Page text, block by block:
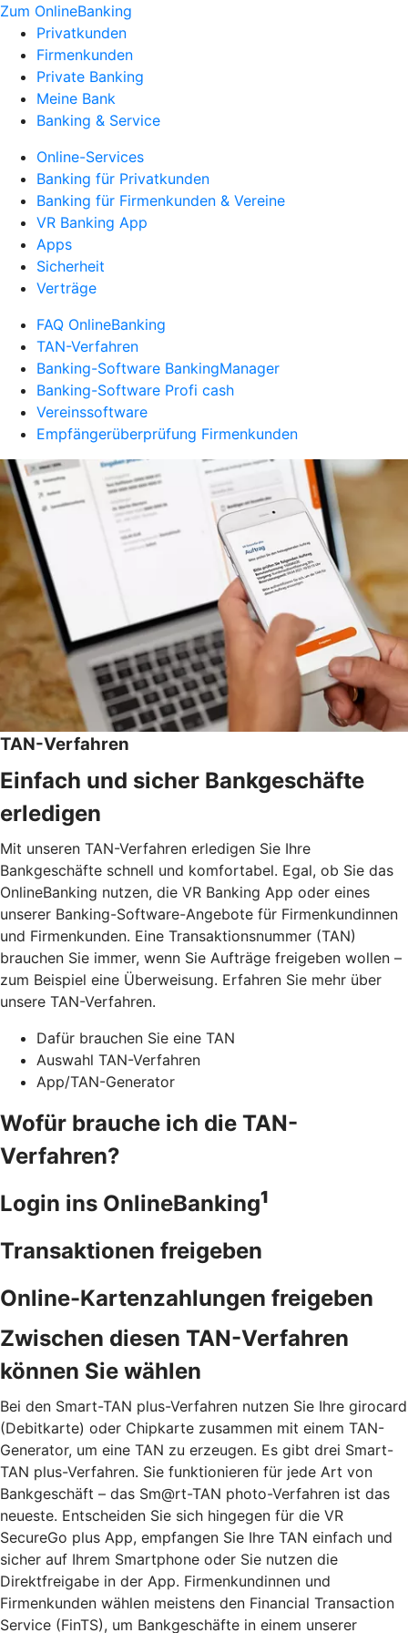
Zum OnlineBanking
Privatkunden
Firmenkunden
Private Banking
Meine Bank
Banking & Service
Online-Services
Banking für Privatkunden
Banking für Firmenkunden & Vereine
VR Banking App
Apps
Sicherheit
Verträge
FAQ OnlineBanking
TAN-Verfahren
Banking-Software BankingManager
Banking-Software Profi cash
Vereinssoftware
Empfängerüberprüfung Firmenkunden
TAN-Verfahren
Einfach und sicher Bankgeschäfte
erledigen
Mit unseren TAN-Verfahren erledigen Sie Ihre
Bankgeschäfte schnell und komfortabel. Egal, ob Sie das
OnlineBanking nutzen, die VR Banking App oder eines
unserer Banking-Software-Angebote für Firmenkundinnen
und Firmenkunden. Eine Transaktionsnummer (TAN)
brauchen Sie immer, wenn Sie Aufträge freigeben wollen –
zum Beispiel eine Überweisung. Erfahren Sie mehr über
unsere TAN-Verfahren.
Dafür brauchen Sie eine TAN
Auswahl TAN-Verfahren
App/TAN-Generator
Wofür brauche ich die TAN-
Verfahren?
Login ins OnlineBanking1
Transaktionen freigeben
Online-Kartenzahlungen freigeben
Zwischen diesen TAN-Verfahren
können Sie wählen
Bei den Smart-TAN plus-Verfahren nutzen Sie Ihre girocard
(Debitkarte) oder Chipkarte zusammen mit einem TAN-
Generator, um eine TAN zu erzeugen. Es gibt drei Smart-
TAN plus-Verfahren. Sie funktionieren für jede Art von
Bankgeschäft – das Sm@rt-TAN photo-Verfahren ist das
neueste. Entscheiden Sie sich hingegen für die VR
SecureGo plus App, empfangen Sie Ihre TAN einfach und
sicher auf Ihrem Smartphone oder Sie nutzen die
Direktfreigabe in der App. Firmenkundinnen und
Firmenkunden wählen meistens den Financial Transaction
Service (FinTS), um Bankgeschäfte in einem unserer